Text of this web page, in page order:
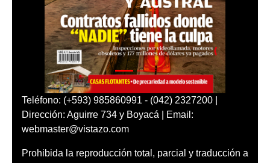
Teléfono: (+593) 985860991 - (042) 2327200 |
Dirección: Aguirre 734 y Boyacá | Email:
webmaster@vistazo.com
Prohibida la reproducción total, parcial y traducción a